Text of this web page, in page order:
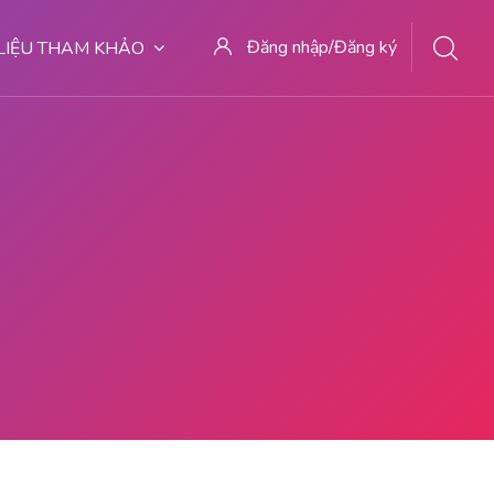
THAM KHẢO Đăng nhập/Đăng ký